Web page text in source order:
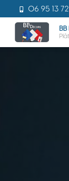
au
contenu
principal
06 95 13